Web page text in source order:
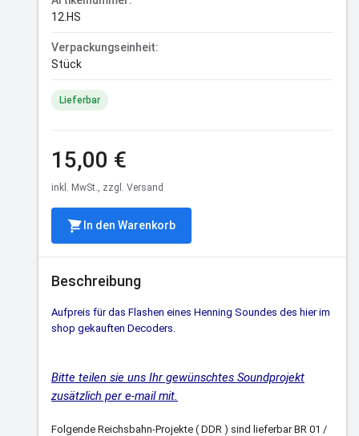
12.HS
Verpackungseinheit:
Stück
Lieferbar
15,00 €
inkl. MwSt., zzgl. Versand
In den Warenkorb
Beschreibung
Aufpreis für das Flashen eines Henning Soundes des hier im
shop gekauften Decoders.
Bitte teilen sie uns Ihr gewünschtes Soundprojekt
zusätzlich per e-mail mit.
Folgende Reichsbahn-Projekte ( DDR ) sind lieferbar BR 01 /